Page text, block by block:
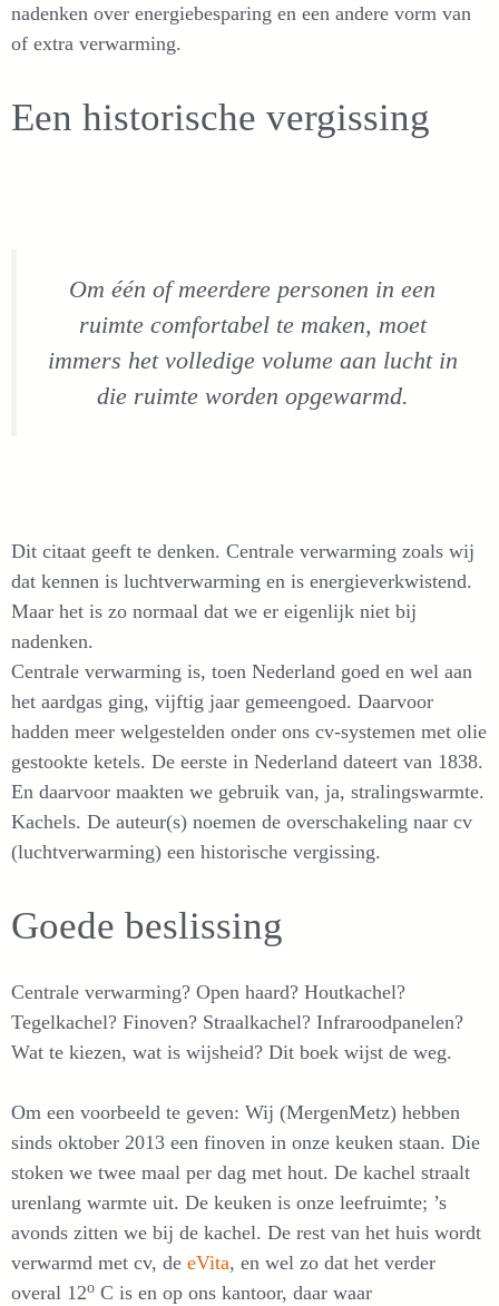
nadenken over energiebesparing en een andere vorm van
of extra verwarming.
Een historische vergissing
Om één of meerdere personen in een
ruimte comfortabel te maken, moet
immers het volledige volume aan lucht in
die ruimte worden opgewarmd.
Dit citaat geeft te denken. Centrale verwarming zoals wij
dat kennen is luchtverwarming en is energieverkwistend.
Maar het is zo normaal dat we er eigenlijk niet bij
nadenken.
Centrale verwarming is, toen Nederland goed en wel aan
het aardgas ging, vijftig jaar gemeengoed. Daarvoor
hadden meer welgestelden onder ons cv-systemen met olie
gestookte ketels. De eerste in Nederland dateert van 1838.
En daarvoor maakten we gebruik van, ja, stralingswarmte.
Kachels. De auteur(s) noemen de overschakeling naar cv
(luchtverwarming) een historische vergissing.
Goede beslissing
Centrale verwarming? Open haard? Houtkachel?
Tegelkachel? Finoven? Straalkachel? Infraroodpanelen?
Wat te kiezen, wat is wijsheid? Dit boek wijst de weg.
Om een voorbeeld te geven: Wij (MergenMetz) hebben
sinds oktober 2013 een finoven in onze keuken staan. Die
stoken we twee maal per dag met hout. De kachel straalt
urenlang warmte uit. De keuken is onze leefruimte; ’s
avonds zitten we bij de kachel. De rest van het huis wordt
verwarmd met cv, de eVita, en wel zo dat het verder
overal 12o C is en op ons kantoor, daar waar